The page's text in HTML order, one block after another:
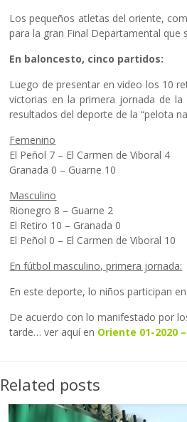
Los pequeños atletas del oriente,
para la gran Final Departamental que
En baloncesto, cinco partidos:
Luego de presentar en video los 10
victorias en la primera jornada de
resultados del deporte de la “pelota
Femenino
El Peñol 7 – El Carmen de Viboral 4
Granada 0 – Guarne 10
Masculino
Rionegro 8 – Guarne 2
El Retiro 10 – Granada 0
El Peñol 0 – El Carmen de Viboral 10
En fútbol masculino, primera jornada:
En este deporte, lo niños participan
De acuerdo con lo manifestado por
tarde… ver aquí en Oriente 01-2020
Related posts